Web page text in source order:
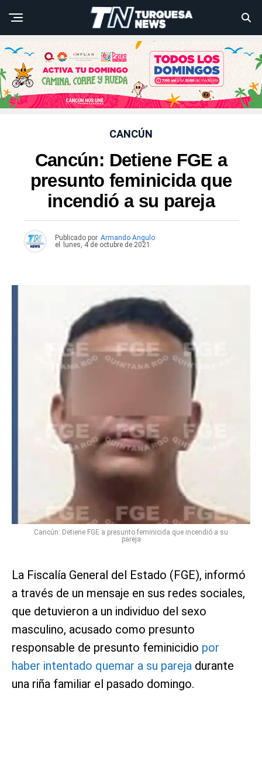
CANCÚN
Cancún: Detiene FGE a
presunto feminicida que
incendió a su pareja
Publicado por Armando Angulo
el
lunes, 4 de octubre de 2021
Cancún: Detiene FGE a presunto feminicida que incendió a su
pareja
La Fiscalía General del Estado (FGE), informó
a través de un mensaje en sus redes sociales,
que detuvieron a un individuo del sexo
masculino, acusado como presunto
responsable de presunto feminicidio por
haber intentado quemar a su pareja durante
una riña familiar el pasado domingo.